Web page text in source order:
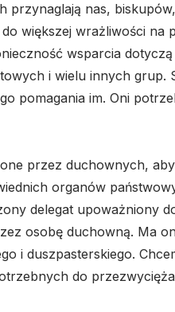
przynaglają nas,
większej wrażliwości
wsparcia
i wielu innych grup.
pomagania im. Oni
przez duchownych,
organów
delegat upoważniony
osobę duchowną. Ma
i duszpasterskiego.
do